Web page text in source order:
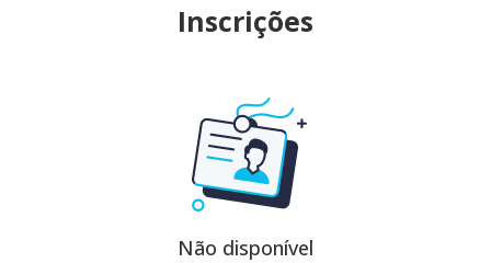
Inscrições
Não disponível